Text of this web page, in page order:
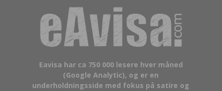
Eavisa har ca 750 000 lesere hver måned
(Google Analytic), og er en
underholdningsside med fokus på satire og